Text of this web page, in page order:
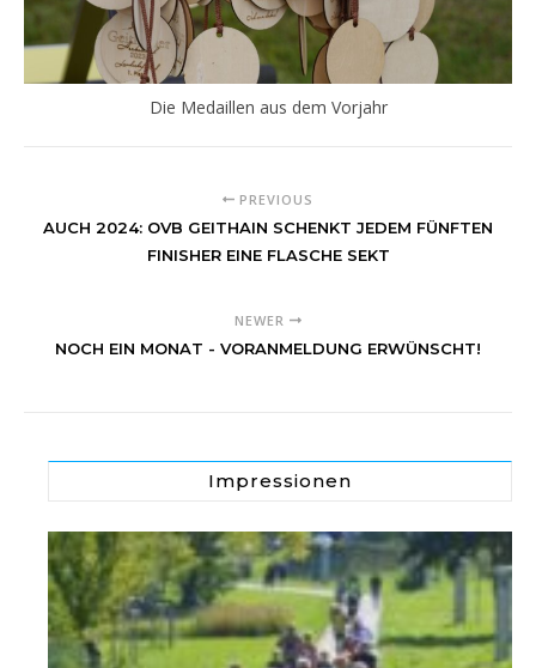
Die Medaillen aus dem Vorjahr
PREVIOUS
AUCH 2024: OVB GEITHAIN SCHENKT JEDEM FÜNFTEN
FINISHER EINE FLASCHE SEKT
NEWER
NOCH EIN MONAT - VORANMELDUNG ERWÜNSCHT!
Impressionen